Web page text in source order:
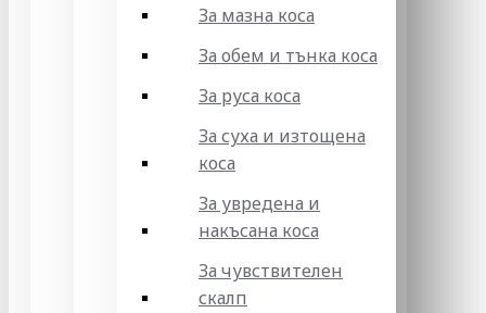
За мазна коса
За обем и тънка коса
За руса коса
За суха и изтощена
коса
За увредена и
накъсана коса
За чувствителен
скалп